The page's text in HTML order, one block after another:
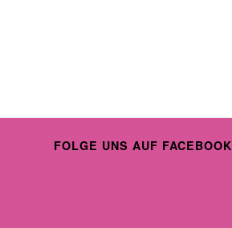
FOLGE UNS AUF FACEBOOK